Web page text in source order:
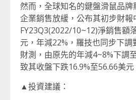
然而，全球知名的鍵盤滑鼠品牌
企業銷售放緩，公布其初步財報
FY23Q3(2022/10~12)淨銷售額
元，年減22%，羅技也同步下調
財測，由原先的年減4~8%下調
致其收盤下跌16.9%至56.66美元
▲投資建議：